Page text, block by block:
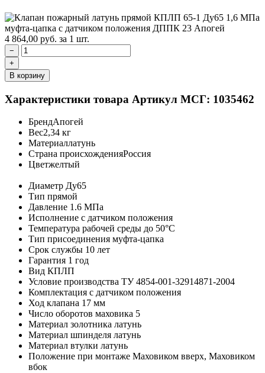
4 864,00 руб. за 1 шт.
−
+
В корзину
Характеристики товара Артикул МСГ: 1035462
БрендАпогей
Вес2,34 кг
Материаллатунь
Страна происхожденияРоссия
Цветжелтый
Диаметр Ду65
Тип прямой
Давление 1.6 МПа
Исполнение с датчиком положения
Температура рабочей среды до 50°C
Тип присоединения муфта-цапка
Срок службы 10 лет
Гарантия 1 год
Вид КПЛП
Условие производства ТУ 4854-001-32914871-2004
Комплектация с датчиком положения
Ход клапана 17 мм
Число оборотов маховика 5
Материал золотника латунь
Материал шпинделя латунь
Материал втулки латунь
Положение при монтаже Маховиком вверх, Маховиком
вбок